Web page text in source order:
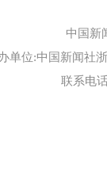
中国新
单位:中国新闻社
联系电